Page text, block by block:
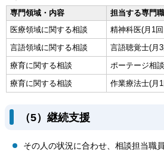
専門領域・内容
担当する専門職
医療領域に関する相談
精神科医(月1
言語領域に関する相談
言語聴覚士(月
療育に関する相談
ポーテージ相
療育に関する相談
作業療法士(月
（5）継続支援
その人の状況に合わせ、相談担当職